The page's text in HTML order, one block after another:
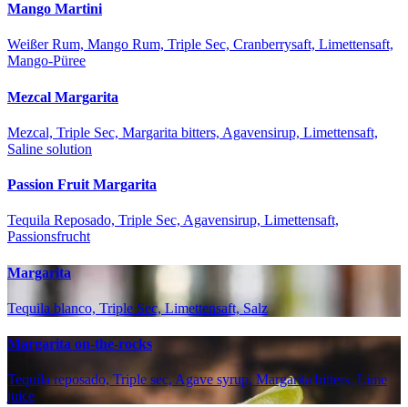
Mango Martini
Weißer Rum, Mango Rum, Triple Sec, Cranberrysaft, Limettensaft,
Mango-Püree
Mezcal Margarita
Mezcal, Triple Sec, Margarita bitters, Agavensirup, Limettensaft,
Saline solution
Passion Fruit Margarita
Tequila Reposado, Triple Sec, Agavensirup, Limettensaft,
Passionsfrucht
Margarita
Tequila blanco, Triple Sec, Limettensaft, Salz
Margarita on-the-rocks
Tequila reposado, Triple sec, Agave syrup, Margarita bitters, Lime
juice